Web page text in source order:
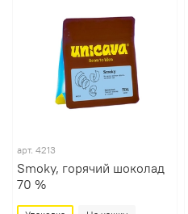
арт. 4213
Smoky, горячий шоколад
70 %